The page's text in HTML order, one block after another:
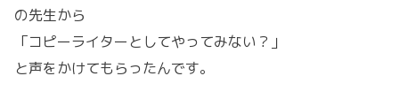
の先生から
「コピーライターとしてやってみない？」
と声をかけてもらったんです。